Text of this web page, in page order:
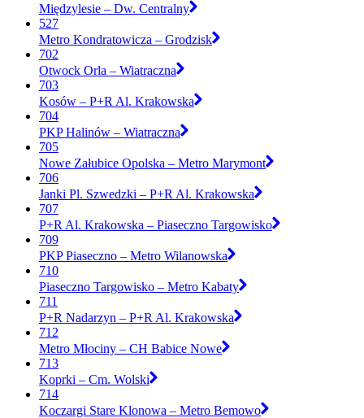
Międzylesie – Dw. Centralny
527
Metro Kondratowicza – Grodzisk
702
Otwock Orla – Wiatraczna
703
Kosów – P+R Al. Krakowska
704
PKP Halinów – Wiatraczna
705
Nowe Załubice Opolska – Metro Marymont
706
Janki Pl. Szwedzki – P+R Al. Krakowska
707
P+R Al. Krakowska – Piaseczno Targowisko
709
PKP Piaseczno – Metro Wilanowska
710
Piaseczno Targowisko – Metro Kabaty
711
P+R Nadarzyn – P+R Al. Krakowska
712
Metro Młociny – CH Babice Nowe
713
Koprki – Cm. Wolski
714
Koczargi Stare Klonowa – Metro Bemowo